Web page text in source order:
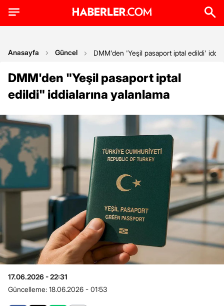
Anasayfa Güncel DMM'den 'Yeşil pasaport iptal edildi'
DMM'den "Yeşil pasaport iptal
edildi" iddialarına yalanlama
17.06.2026 - 22:31
Güncelleme: 18.06.2026 - 01:53